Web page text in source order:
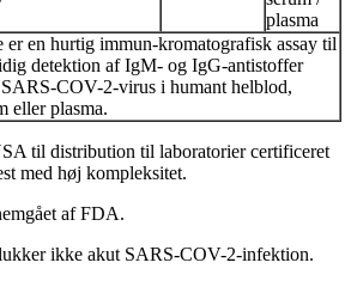
plasma
er en hurtig immun-kromatografisk assay til
detektion af IgM- og IgG-antistoffer
COV-2-virus i humant helblod,
eller plasma.
til distribution til laboratorier certificeret
med høj kompleksitet.
af FDA.
ikke akut SARS-COV-2-infektion.